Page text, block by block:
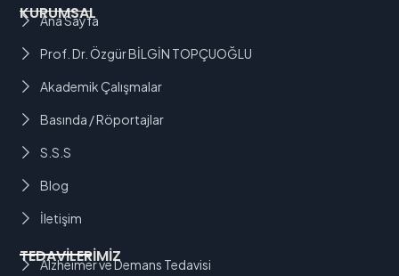
KURUMSAL
Ana Sayfa
Prof. Dr. Özgür BİLGİN TOPÇUOĞLU
Akademik Çalışmalar
Basında / Röportajlar
S.S.S
Blog
İletişim
TEDAVİLERİMİZ
Alzheimer ve Demans Tedavisi